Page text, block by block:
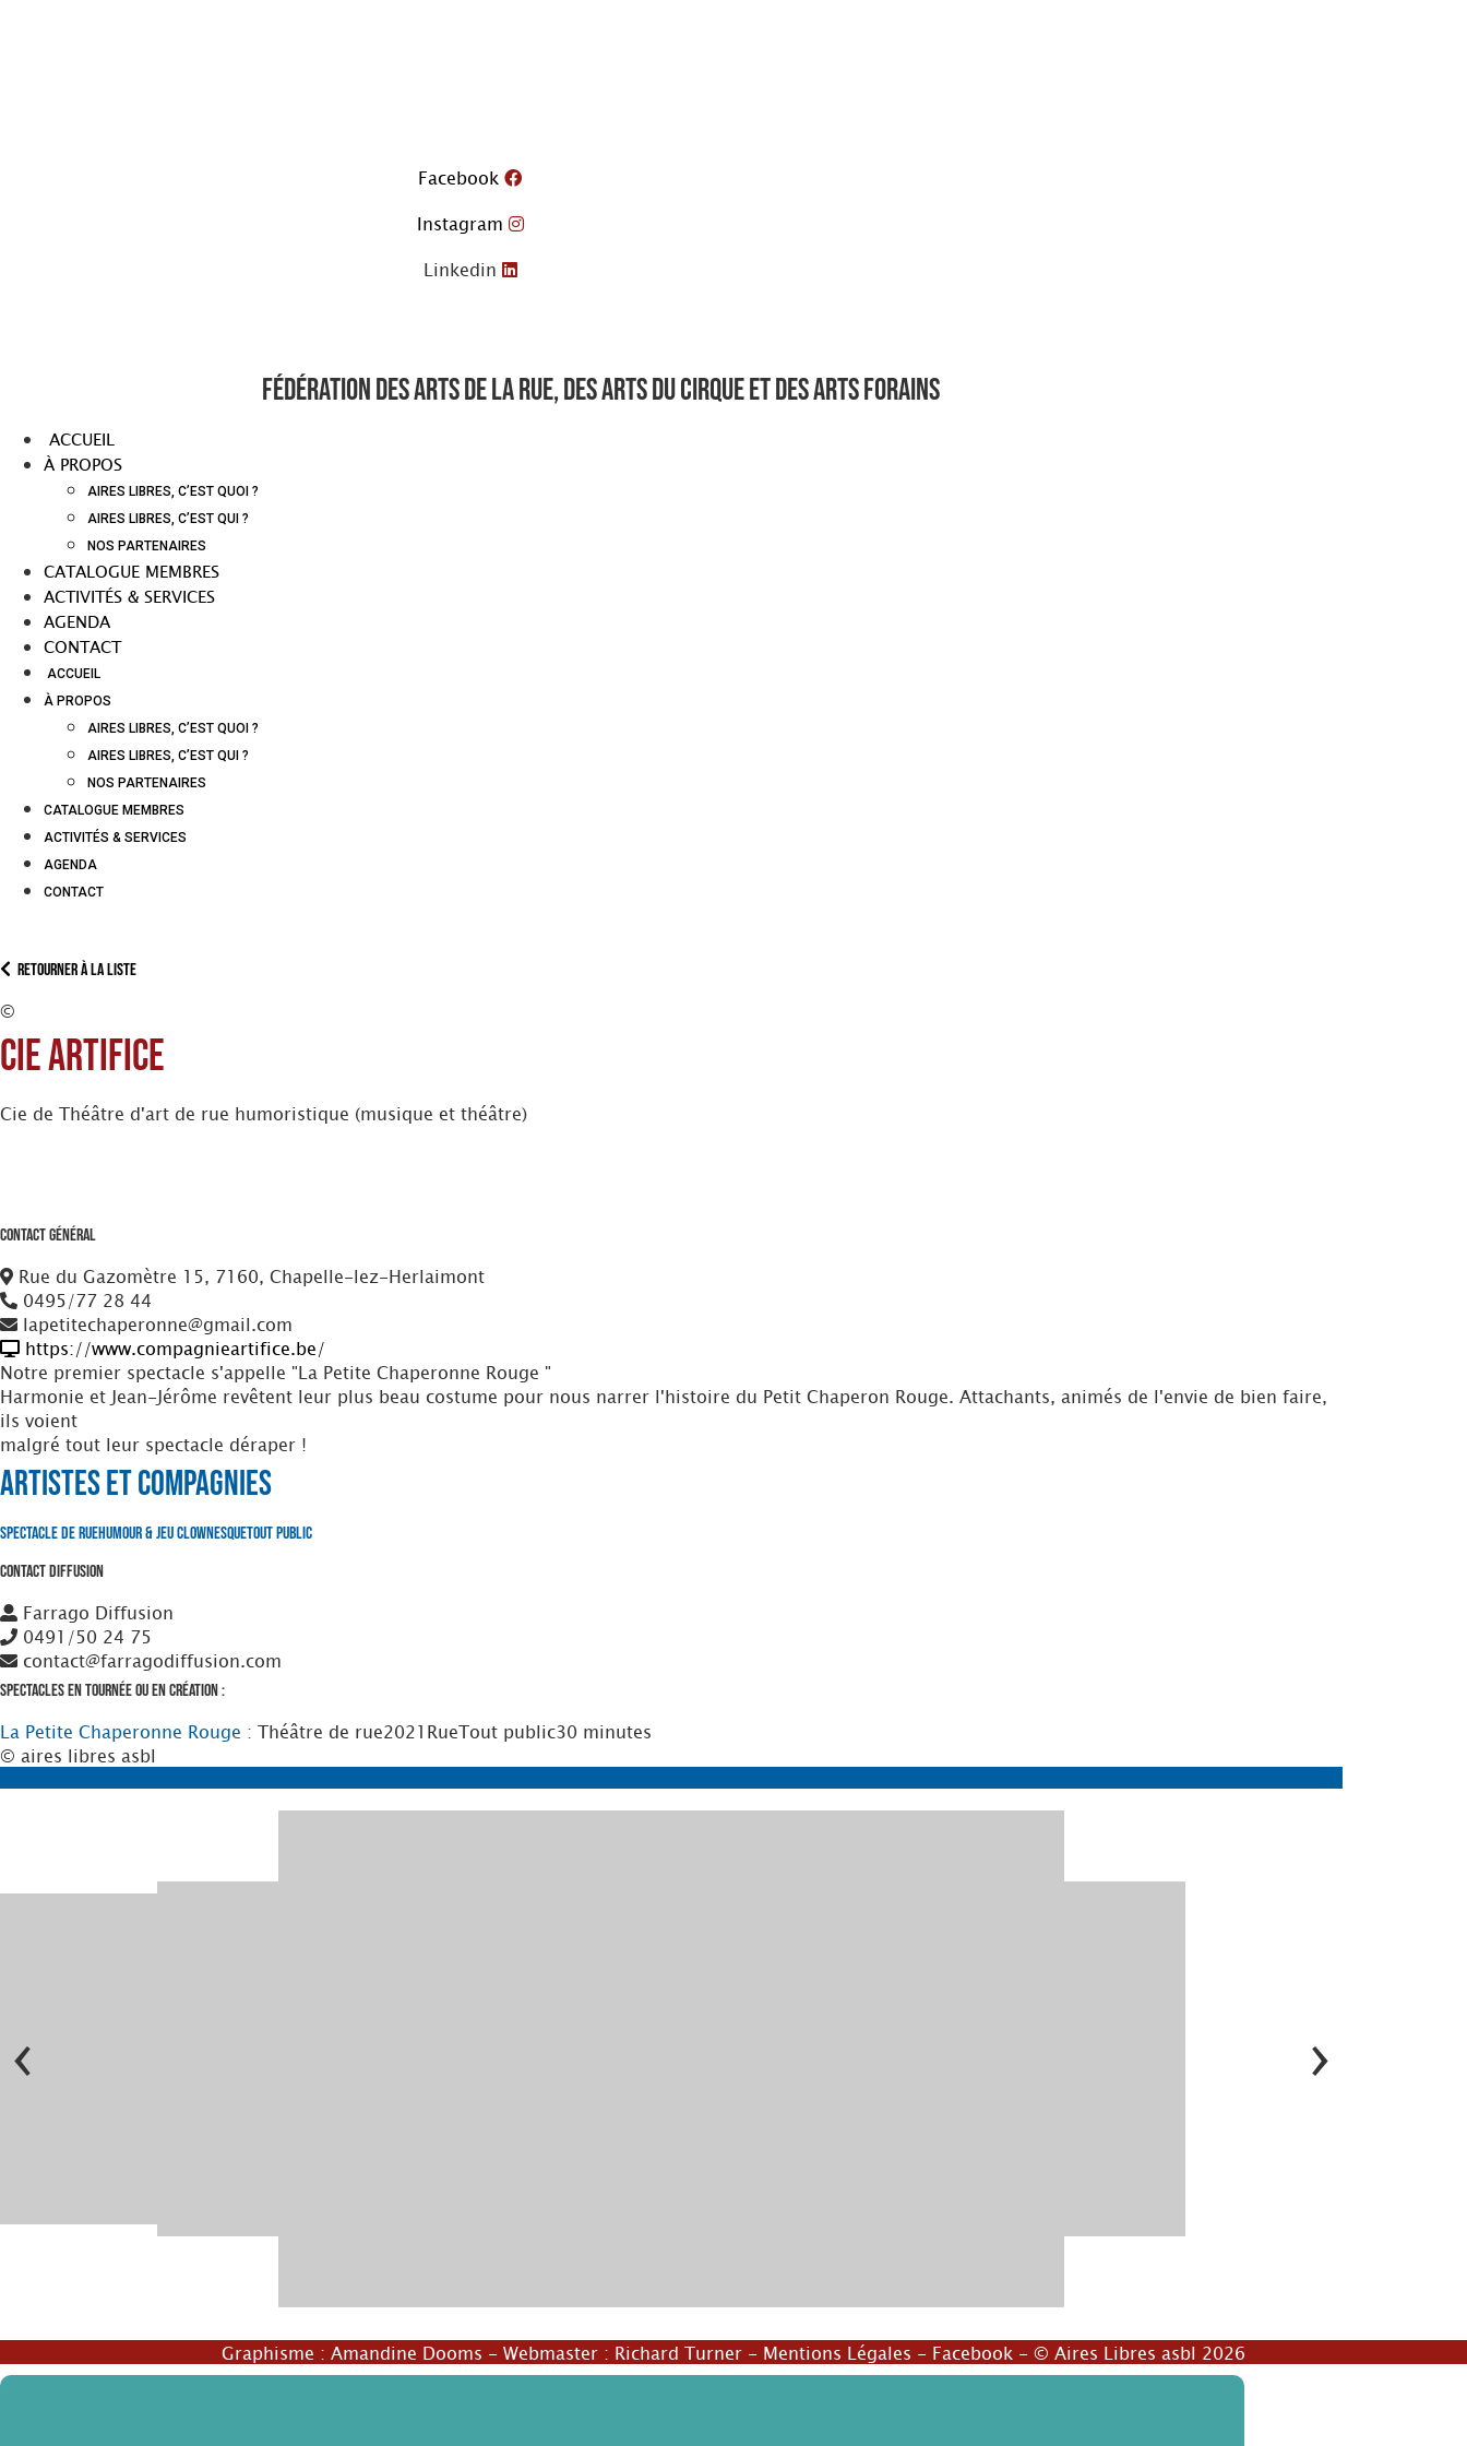
Facebook
Instagram
Linkedin
Fédération des arts de la rue, des arts du cirque et des arts forains
ACCUEIL
À PROPOS
AIRES LIBRES, C’EST QUOI ?
AIRES LIBRES, C’EST QUI ?
NOS PARTENAIRES
CATALOGUE MEMBRES
ACTIVITÉS & SERVICES
AGENDA
CONTACT
ACCUEIL
À PROPOS
AIRES LIBRES, C’EST QUOI ?
AIRES LIBRES, C’EST QUI ?
NOS PARTENAIRES
CATALOGUE MEMBRES
ACTIVITÉS & SERVICES
AGENDA
CONTACT
Retourner à la liste
©
Cie Artifice
Cie de Théâtre d'art de rue humoristique (musique et théâtre)
Contact Général
Rue du Gazomètre 15, 7160, Chapelle-lez-Herlaimont
0495/77 28 44
lapetitechaperonne@gmail.com
https://www.compagnieartifice.be/
Notre premier spectacle s'appelle "La Petite Chaperonne Rouge "
Harmonie et Jean-Jérôme revêtent leur plus beau costume pour nous narrer l'histoire du Petit Chaperon Rouge. Attachants, animés de l'envie de bien faire,
ils voient
malgré tout leur spectacle déraper !
Artistes et Compagnies
Spectacle de RueHumour & Jeu clownesqueTout Public
Contact Diffusion
Farrago Diffusion
0491/50 24 75
contact@farragodiffusion.com
Spectacles en tournée ou en création :
La Petite Chaperonne Rouge : Théâtre de rue2021 RueTout public30 minutes
© aires libres asbl
© BeaussartChristophe
‹ ›
Graphisme : Amandine Dooms - Webmaster : Richard Turner - Mentions Légales - Facebook - © Aires Libres asbl 2026